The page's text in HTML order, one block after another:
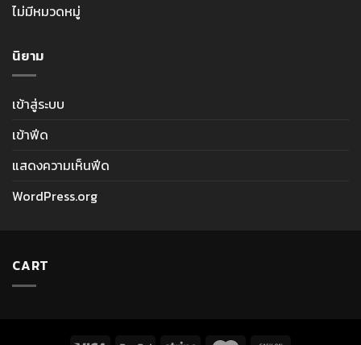
ไม่มีหมวดหมู่
นิยาม
เข้าสู่ระบบ
เข้าฟีด
แสดงความเห็นฟีด
WordPress.org
CART